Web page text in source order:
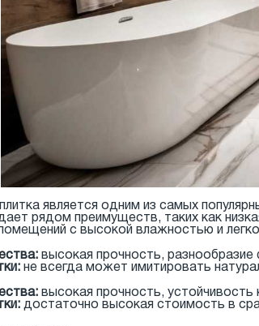
является одним из самых
рядом преимуществ, таких как
с высокой влажностью и
высокая прочность,
не всегда может имитировать
высокая прочность,
достаточно высокая стоимость в